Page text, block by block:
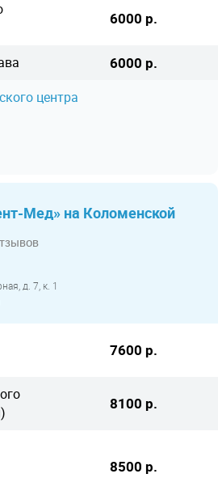
6000 р.
6000 р.
центра
Мед» на Коломенской
д. 7, к. 1
7600 р.
8100 р.
8500 р.